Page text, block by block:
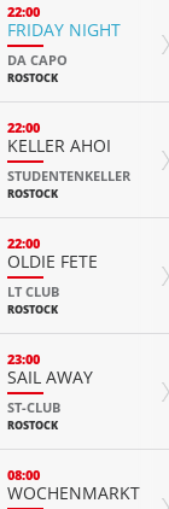
22:00
FRIDAY NIGHT
DA CAPO
ROSTOCK
22:00
KELLER AHOI
STUDENTENKELLER
ROSTOCK
22:00
OLDIE FETE
LT CLUB
ROSTOCK
23:00
SAIL AWAY
ST-CLUB
ROSTOCK
08:00
WOCHENMARKT